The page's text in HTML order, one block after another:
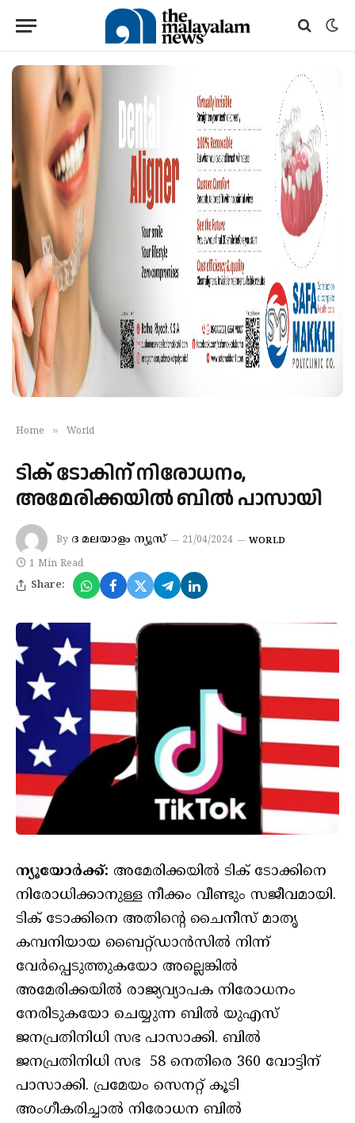
Home » World
ടിക് ടോകിന് നിരോധനം,
അമേരിക്കയിൽ ബിൽ പാസായി
By ദ മലയാളം ന്യൂസ് 21/04/2024 WORLD
1 Min Read
Share:
ന്യൂയോര്‍ക്ക്: അമേരിക്കയിൽ ടിക് ടോക്കിനെ
നിരോധിക്കാനുള്ള നീക്കം വീണ്ടും സജീവമായി.
ടിക് ടോക്കിനെ അതിന്റെ ചൈനീസ് മാതൃ
കമ്പനിയായ ബൈറ്റ്ഡാൻസിൽ നിന്ന്
വേർപ്പെടുത്തുകയോ അല്ലെങ്കിൽ
അമേരിക്കയിൽ രാജ്യവ്യാപക നിരോധനം
നേരിടുകയോ ചെയ്യുന്ന ബിൽ യുഎസ്
ജനപ്രതിനിധി സഭ പാസാക്കി. ബിൽ
ജനപ്രതിനിധി സഭ 58 നെതിരെ 360 വോട്ടിന്
പാസാക്കി. പ്രമേയം സെനറ്റ് കൂടി
അംഗീകരിച്ചാൽ നിരോധന ബില്‍